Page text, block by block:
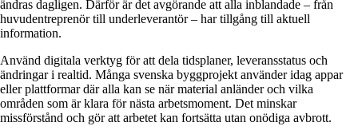
ändras dagligen. Därför är det avgörande att alla inblandade – från
huvudentreprenör till underleverantör – har tillgång till aktuell
information.
Använd digitala verktyg för att dela tidsplaner, leveransstatus och
ändringar i realtid. Många svenska byggprojekt använder idag appar
eller plattformar där alla kan se när material anländer och vilka
områden som är klara för nästa arbetsmoment. Det minskar
missförstånd och gör att arbetet kan fortsätta utan onödiga avbrott.